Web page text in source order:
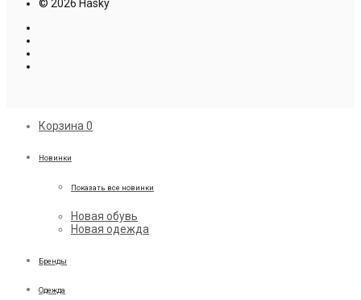
© 2026 Hasky
Корзина 0
Новинки
Показать все новинки
Новая обувь
Новая одежда
Бренды
Одежда